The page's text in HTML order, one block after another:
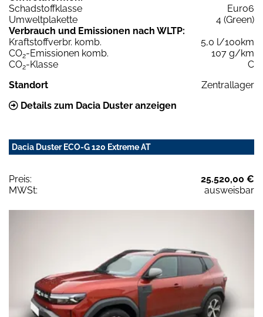
Schadstoffklasse
Euro6
Umweltplakette
4 (Green)
Verbrauch und Emissionen nach WLTP:
Kraftstoffverbr. komb.
5,0 l/100km
CO2-Emissionen komb.
107 g/km
CO2-Klasse
C
Standort
Zentrallager
Details zum Dacia Duster anzeigen
Dacia Duster ECO-G 120 Extreme AT
Preis:
25.520,00 €
MWSt:
ausweisbar